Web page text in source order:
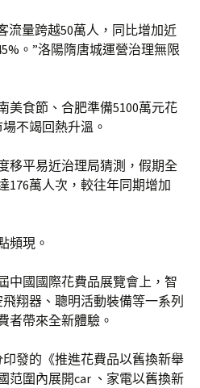
流量跨越50萬人，同比增加近
。”洛陽隋唐城運營治理無限
美食節、合肥準備5100萬元花
不竭回熱升溫。
移平易近治理局猜測，假期全
176萬人次，較往年同期增加
頻現。
中國國際花費品展覽會上，智
翔器、聰明活動裝備等一系列
者帶來全新體驗。
發的《推進花費品以舊換新舉
范圍內展開car 、家電以舊換新